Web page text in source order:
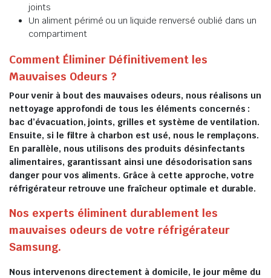
joints
Un aliment périmé ou un liquide renversé oublié dans un
compartiment
Comment Éliminer Définitivement les
Mauvaises Odeurs ?
Pour venir à bout des mauvaises odeurs, nous réalisons un
nettoyage approfondi de tous les éléments concernés :
bac d’évacuation, joints, grilles et système de ventilation.
Ensuite, si le filtre à charbon est usé, nous le remplaçons.
En parallèle, nous utilisons des produits désinfectants
alimentaires, garantissant ainsi une désodorisation sans
danger pour vos aliments. Grâce à cette approche, votre
réfrigérateur retrouve une fraîcheur optimale et durable.
Nos experts éliminent durablement les
mauvaises odeurs de votre réfrigérateur
Samsung.
Nous intervenons directement à domicile, le jour même du